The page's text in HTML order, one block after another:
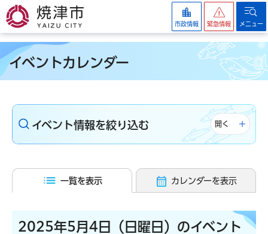
焼津市
市政情報 緊急情報 メニュー
イベントカレンダー
イベント情報を絞り込む 開く
一覧を表示 カレンダーを表示
2025年5月4日（日曜日）のイベント